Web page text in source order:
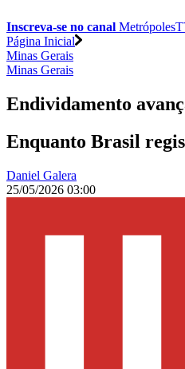
Inscreva-se no canal
Página Inicial
Minas Gerais
Minas Gerais
Endividamento
Enquanto Brasil
Daniel Galera
25/05/2026 03:00